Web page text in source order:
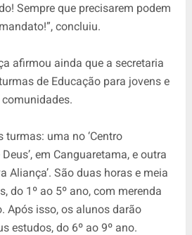
Sempre que precisarem podem
concluiu.
afirmou ainda que a secretaria
de Educação para jovens e
turmas: uma no ‘Centro
em Canguaretama, e outra
Aliança’. São duas horas e meia
do 1º ao 5º ano, com merenda
Após isso, os alunos darão
estudos, do 6º ao 9º ano.